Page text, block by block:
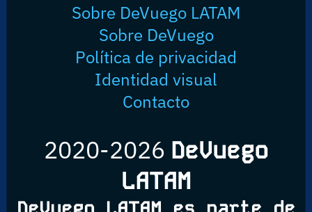
Sobre DeVuego LATAM
Sobre DeVuego
Política de privacidad
Identidad visual
Contacto
2020-2026 DeVuego
LATAM